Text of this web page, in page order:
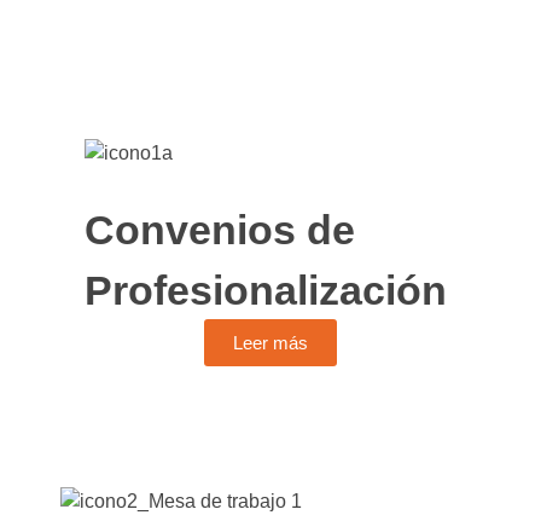
Convenios de
Profesionalización
Leer más